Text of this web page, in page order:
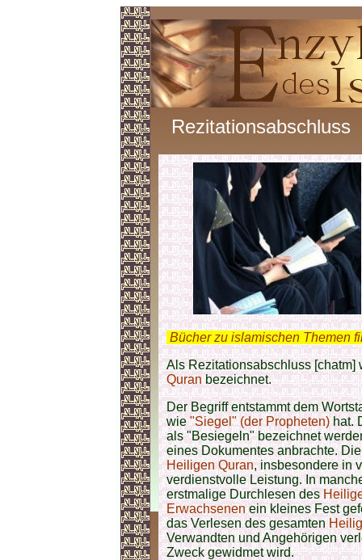
Rezitationsabschluss
Bücher zu islamischen Themen
AlsRezitationsabschluss
Quranbezeichnet.
Der Begriff entstammt dem
wie"Siegel" (der Propheten)hat.
als "Besiegeln" bezeichnet
eines Dokumentes anbrachte.
Heiligen Quran, insbesondere in
verdienstvolle Leistung. In
erstmalige Durchlesen des
Erwachsenenein kleines Fest
das Verlesen desgesamten
Verwandten und Angehörigen
Zweck gewidmet wird.